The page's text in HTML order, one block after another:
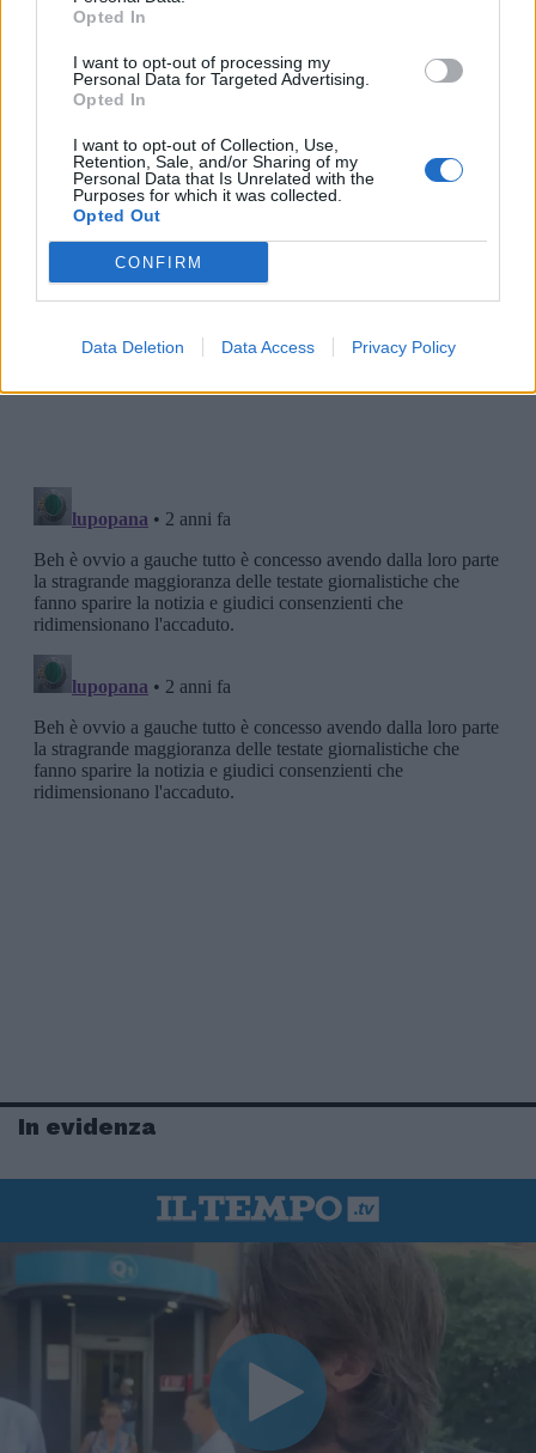
Opted In
I want to opt-out of processing my
Personal Data for Targeted Advertising.
Opted In
I want to opt-out of Collection, Use,
Retention, Sale, and/or Sharing of my
Personal Data that Is Unrelated with the
Purposes for which it was collected.
Opted Out
CONFIRM
Data Deletion Data Access Privacy Policy
In evidenza